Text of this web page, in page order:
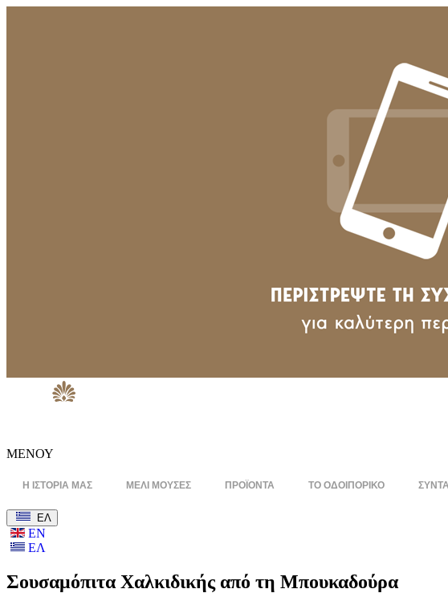
ΜΕΝΟΥ
Η ΙΣΤΟΡΙΑ ΜΑΣ ΜΕΛΙ ΜΟΥΣΕΣ ΠΡΟΪΟΝΤΑ ΤΟ ΟΔΟΙΠΟΡΙΚΟ
ΕΛ
ΕΝ
ΕΛ
Σουσαμόπιτα Χαλκιδικής από τη Μπουκαδούρα